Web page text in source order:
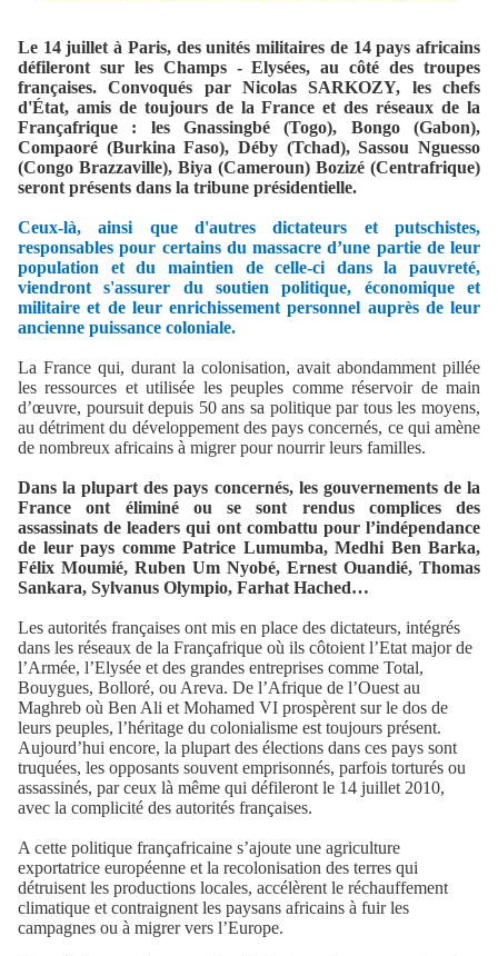
Le 14 juillet à Paris, des unités militaires de 14 pays africains
défileront sur les Champs - Elysées, au côté des troupes
françaises. Convoqués par Nicolas SARKOZY, les chefs
d'État, amis de toujours de la France et des réseaux de la
Françafrique : les Gnassingbé (Togo), Bongo (Gabon),
Compaoré (Burkina Faso), Déby (Tchad), Sassou Nguesso
(Congo Brazzaville), Biya (Cameroun) Bozizé (Centrafrique)
seront présents dans la tribune présidentielle.
Ceux-là, ainsi que d'autres dictateurs et putschistes,
responsables pour certains du massacre d’une partie de leur
population et du maintien de celle-ci dans la pauvreté,
viendront s'assurer du soutien politique, économique et
militaire et de leur enrichissement personnel auprès de leur
ancienne puissance coloniale.
La France qui, durant la colonisation, avait abondamment pillée
les ressources et utilisée les peuples comme réservoir de main
d’œuvre, poursuit depuis 50 ans sa politique par tous les moyens,
au détriment du développement des pays concernés, ce qui amène
de nombreux africains à migrer pour nourrir leurs familles.
Dans la plupart des pays concernés, les gouvernements de la
France ont éliminé ou se sont rendus complices des
assassinats de leaders qui ont combattu pour l’indépendance
de leur pays comme Patrice Lumumba, Medhi Ben Barka,
Félix Moumié, Ruben Um Nyobé, Ernest Ouandié, Thomas
Sankara, Sylvanus Olympio, Farhat Hached…
Les autorités françaises ont mis en place des dictateurs, intégrés
dans les réseaux de la Françafrique où ils côtoient l’Etat major de
l’Armée, l’Elysée et des grandes entreprises comme Total,
Bouygues, Bolloré, ou Areva. De l’Afrique de l’Ouest au
Maghreb où Ben Ali et Mohamed VI prospèrent sur le dos de
leurs peuples, l’héritage du colonialisme est toujours présent.
Aujourd’hui encore, la plupart des élections dans ces pays sont
truquées, les opposants souvent emprisonnés, parfois torturés ou
assassinés, par ceux là même qui défileront le 14 juillet 2010,
avec la complicité des autorités françaises.
A cette politique françafricaine s’ajoute une agriculture
exportatrice européenne et la recolonisation des terres qui
détruisent les productions locales, accélèrent le réchauffement
climatique et contraignent les paysans africains à fuir les
campagnes ou à migrer vers l’Europe.